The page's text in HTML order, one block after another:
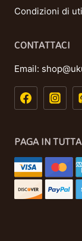
Condizioni di
CONTATTACI
Email:
PAGA IN